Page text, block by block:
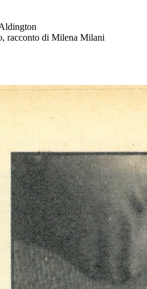
racconto di Milena Milani